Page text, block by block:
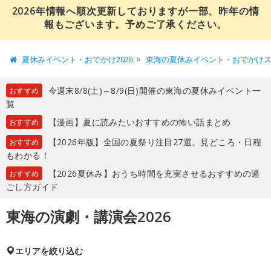
2026年情報へ順次更新しておりますが一部、昨年の情
報もございます。予めご了承ください。
夏休みイベント・おでかけ2026 東海の夏休みイベント・おでかけ
おすすめ
今週末8/8(土)～8/9(日)開催の東海の夏休みイベント一
覧
おすすめ 【漫画】夏に読みたいおすすめの怖い話まとめ
おすすめ
【2026年版】全国の夏祭り注目27選。見どころ・日程
もわかる！
おすすめ
【2026夏休み】おうち時間を充実させるおすすめの過
ごし方ガイド
東海の演劇・講演会2026
エリアを絞り込む